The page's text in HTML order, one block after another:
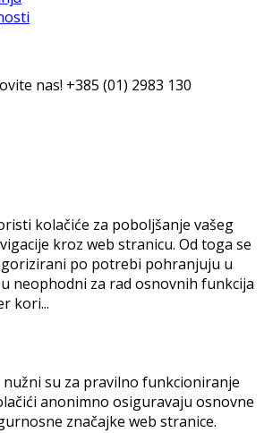
nas! +385 (01) 2983 130
kolačiće za poboljšanje vašeg
kroz web stranicu. Od toga se
po potrebi pohranjuju u
neophodni za rad osnovnih funkcija
kori...
su za pravilno funkcioniranje
anonimno osiguravaju osnovne
značajke web stranice.